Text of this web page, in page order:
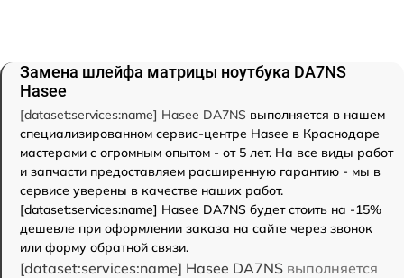
Замена шлейфа матрицы ноутбука DA7NS
Hasee
[dataset:services:name] Hasee DA7NS выполняется в нашем
специализированном сервис-центре Hasee в Краснодаре
мастерами с огромным опытом - от 5 лет. На все виды работ
и запчасти предоставляем расширенную гарантию - мы в
сервисе уверены в качестве наших работ.
[dataset:services:name] Hasee DA7NS будет стоить на -15%
дешевле при оформлении заказа на сайте через звонок
или форму обратной связи.
[dataset:services:name] Hasee DA7NS выполняется